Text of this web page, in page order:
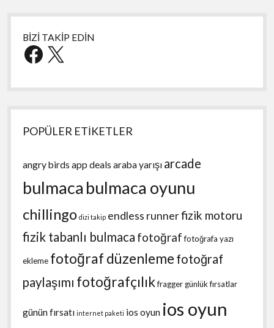
BİZİ TAKİP EDİN
Facebook
X
POPÜLER ETİKETLER
angry birds app deals araba yarışı arcade
bulmaca bulmaca oyunu
chillingo dizi takip endless runnerfizik motoru
fizik tabanlı bulmaca fotoğraf fotoğrafa yazı
ekleme fotoğraf düzenleme fotoğraf
paylaşımı fotoğrafçılıkfraggergünlük fırsatlar
günün fırsatı internet paketi ios oyun ios oyun